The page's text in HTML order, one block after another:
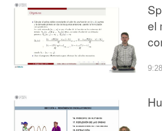
el